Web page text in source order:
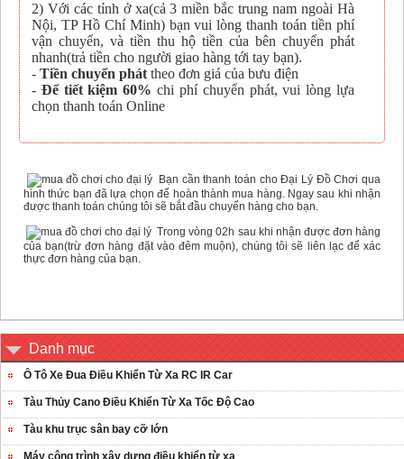
2) Với các tỉnh ở xa(cả 3 miền bắc trung nam ngoài Hà
Nội, TP Hồ Chí Minh) bạn vui lòng thanh toán tiền phí
vận chuyển, và tiền thu hộ tiền của bên chuyển phát
nhanh(trả tiền cho người giao hàng tới tay bạn).
- Tiền chuyển phát theo đơn giá của bưu điện
- Để tiết kiệm 60% chi phí chuyển phát, vui lòng lựa
chọn thanh toán Online
Bạn cần thanh toán cho Đại Lý Đồ Chơi qua
hình thức bạn đã lựa chọn để hoàn thành mua hàng. Ngay sau khi nhận
được thanh toán chúng tôi sẽ bắt đầu chuyển hàng cho bạn.
Trong vòng 02h sau khi nhận được đơn hàng
của bạn(trừ đơn hàng đặt vào đêm muộn), chúng tôi sẽ liên lạc để xác
thực đơn hàng của bạn.
Danh mục
Ô Tô Xe Đua Điều Khiển Từ Xa RC IR Car
Tàu Thủy Cano Điều Khiển Từ Xa Tốc Độ Cao
Tàu khu trục sân bay cỡ lớn
Máy công trình xây dựng điều khiển từ xa